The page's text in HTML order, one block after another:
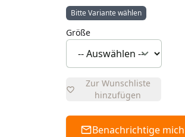
Bitte Variante wählen
Größe
Zur Wunschliste
hinzufügen
Benachrichtige mich